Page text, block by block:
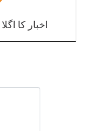
اخبار کا